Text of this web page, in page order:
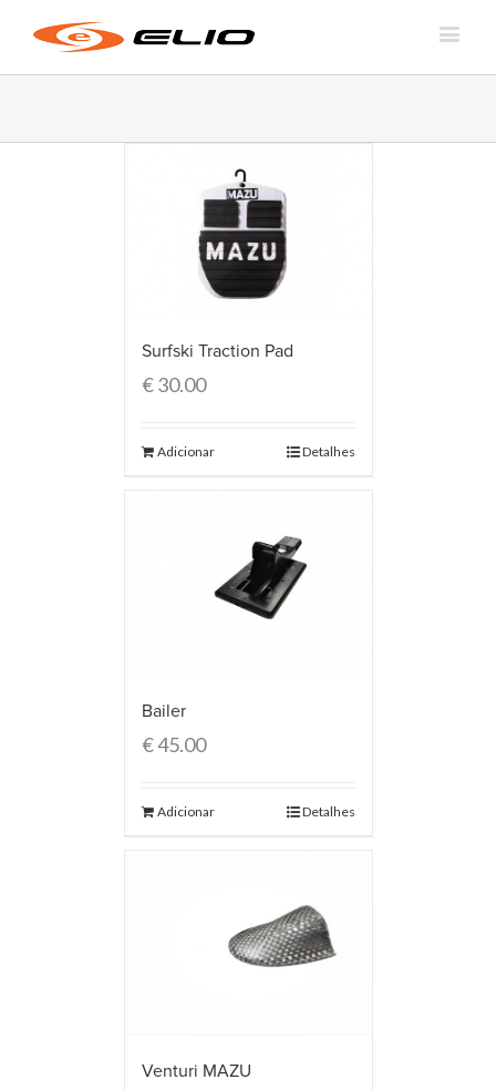
Surfski Traction Pad
€30.00
Adicionar Detalhes
Bailer
€45.00
Adicionar Detalhes
Venturi MAZU